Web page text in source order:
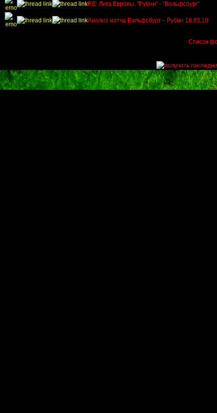
RE: Лига Европы. "Рубин" - "Вольфсбург"
Анализ матча Вольфсбург – Рубин 18.03.10
Список